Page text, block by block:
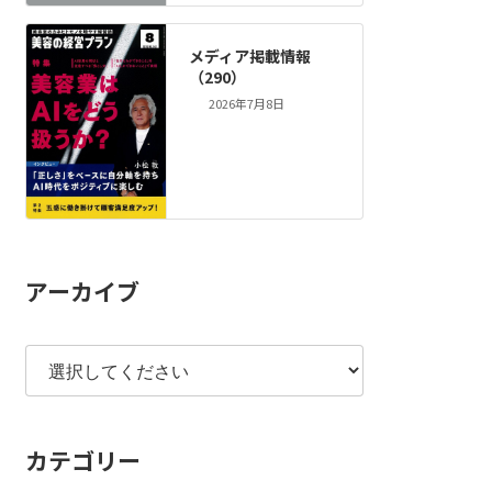
メディア掲載情報
（290）
2026年7月8日
アーカイブ
カテゴリー